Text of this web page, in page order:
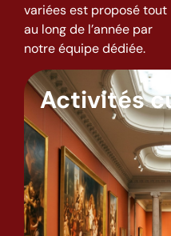
variées est proposé tout
au long de l’année par
notre équipe dédiée.
Activités